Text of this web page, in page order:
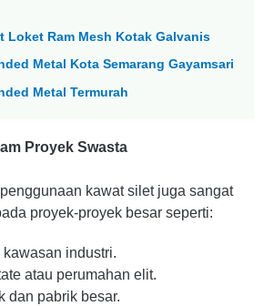
Loket Ram Mesh Kotak Galvanis
Metal Kota Semarang Gayamsari
Metal Termurah
Proyek Swasta
kawat silet juga sangat
proyek-proyek besar seperti:
industri.
atau perumahan elit.
dan pabrik besar.